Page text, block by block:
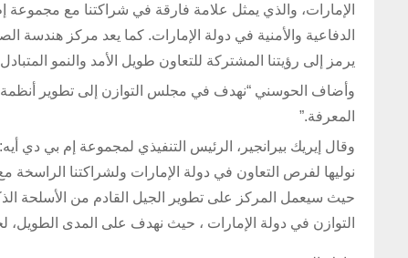
الإمارات، والذي يمثل علامة فارقة في شراكتنا مع مجموعة
الدفاعية والأمنية في دولة الإمارات. كما يعد مركز هندسة
يرمز إلى رؤيتنا المشتركة للتعاون طويل الأمد والنمو
وأضاف الحوسني “نهدف في مجلس التوازن إلى تطوير أنظمة
المعرفة.”
وقال إيريك بيرانجير، الرئيس التنفيذي لمجموعة إم بي دي أيه:
نوليها لفرص التعاون في دولة الإمارات ولشراكتنا
حيث سيعمل المركز على تطوير الجيل القادم من الأسلحة
التوازن في دولة الإمارات ، حيث نهدف على المدى الطويل،